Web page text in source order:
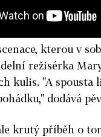
kterou v
režisérka
kulis. "A
dodává
krutý příběh o